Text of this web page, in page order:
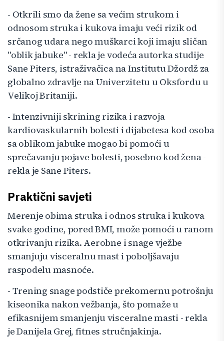
- Otkrili smo da žene sa većim strukom i
odnosom struka i kukova imaju veći rizik od
srčanog udara nego muškarci koji imaju sličan
"oblik jabuke" - rekla je vodeća autorka studije
Sane Piters, istraživačica na Institutu Džordž za
globalno zdravlje na Univerzitetu u Oksfordu u
Velikoj Britaniji.
- Intenzivniji skrining rizika i razvoja
kardiovaskularnih bolesti i dijabetesa kod osoba
sa oblikom jabuke mogao bi pomoći u
sprečavanju pojave bolesti, posebno kod žena -
rekla je Sane Piters.
Praktični savjeti
Merenje obima struka i odnos struka i kukova
svake godine, pored BMI, može pomoći u ranom
otkrivanju rizika. Aerobne i snage vježbe
smanjuju visceralnu mast i poboljšavaju
raspodelu masnoće.
- Trening snage podstiče prekomernu potrošnju
kiseonika nakon vežbanja, što pomaže u
efikasnijem smanjenju visceralne masti - rekla
je Danijela Grej, fitnes stručnjakinja.